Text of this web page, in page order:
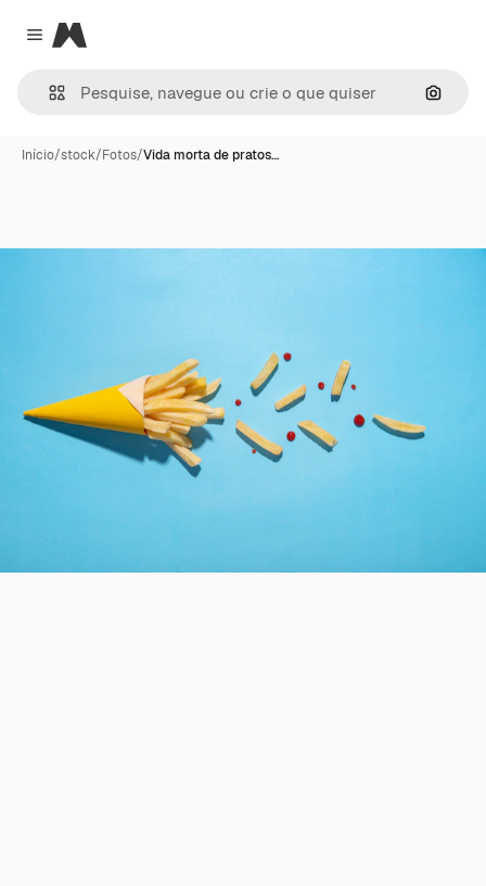
Close menu
Magnific
Início/stock/Fotos/Vida morta de pratos…